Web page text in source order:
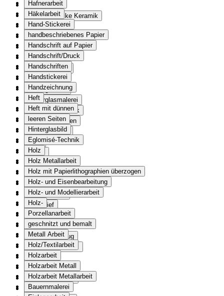
Essen
HaushaltAntike Keramik
Haushaltgerät
Haushaltsbuch
Heft
Genealogie
Heizungsgerät
Helm
Hinterglasbild
Hinterglasmalerei
Eglomisé-Technik
Hungerandenken
Hygieneartikel
Jagd
Waffe
Journal
Jugendbuch
Kalender
Kalenderblatt
Kaufbrief
Kaufmann
Kinderbuch
Kinderspielzeug
Klebebild / Album
Kleid
Kleiderbüste
Schneiderpuppe
Bademode
Hafnerarbeit
Häkelarbeit
Hand-Stickerei
handbeschriebenes Papier
Handschrift auf Papier
Handschrift/Druck
Handschriften
Handstickerei
Handzeichnung
Heft
Heft mit dünnen
leeren Seiten
Hinterglasbild
Eglomisé-Technik
Holz
Holz Metallarbeit
Holz mit Papierlithographien überzogen
Holz- und Eisenbearbeitung
Holz- und Modellierarbeit
Holz-
Porzellanarbeit
geschnitzt und bemalt
Metall Arbeit
Holz/Textilarbeit
Holzarbeit
Holzarbeit Metall
Holzarbeit Metallarbeit
Bauernmalerei